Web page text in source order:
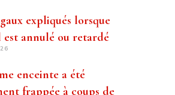
expliqués lorsque
annulé ou retardé
enceinte a été
frappée à coups de